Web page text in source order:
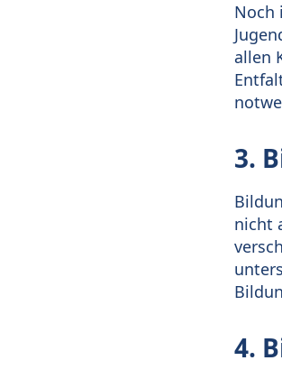
Noch
allen
3.
nicht
4.